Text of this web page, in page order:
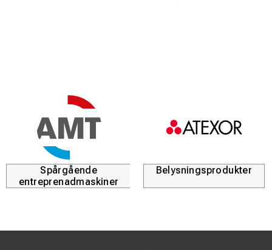
Spårgående
entreprenadmaskiner
Belysningsprodukter